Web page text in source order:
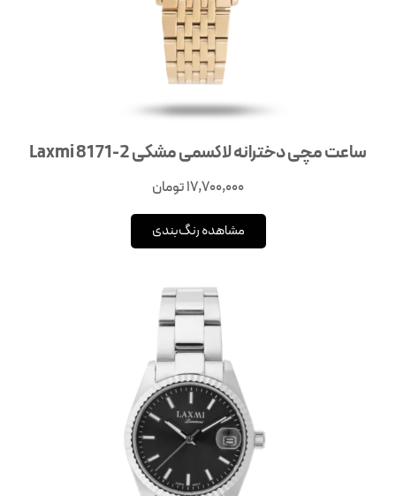
ساعت مچی دخترانه لاکسمی مشکی Laxmi 8171-2
17,700,000تومان
مشاهده رنگ‌بندی